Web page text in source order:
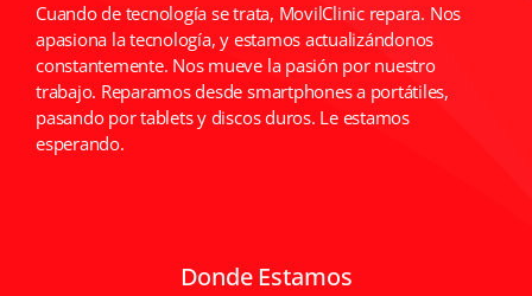
Cuando de tecnología se trata, MovilClinic repara. Nos
apasiona la tecnología, y estamos actualizándonos
constantemente. Nos mueve la pasión por nuestro
trabajo. Reparamos desde smartphones a portátiles,
pasando por tablets y discos duros. Le estamos
esperando.
Donde Estamos